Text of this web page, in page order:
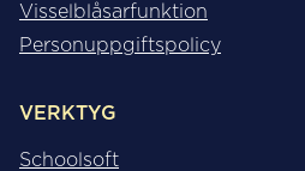
Visselblåsarfunktion
Personuppgiftspolicy
VERKTYG
Schoolsoft